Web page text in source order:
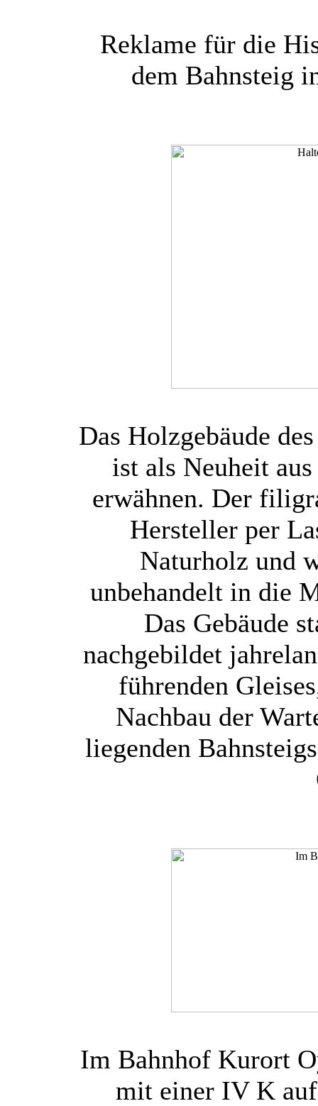
Reklame für die
dem Bahnsteig
Das Holzgebäude
ist als Neuheit
erwähnen. Der
Hersteller per
Naturholz und
unbehandelt in die
Das Gebäude
nachgebildet
führenden
Nachbau der
liegenden
Im Bahnhof Kurort
mit einer IV K